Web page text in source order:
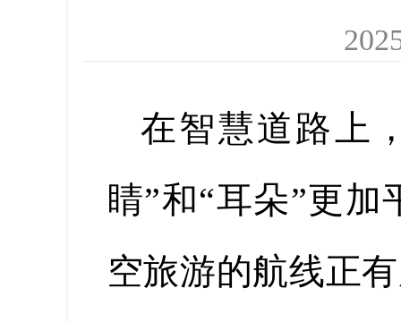
在智慧道路上
睛”和“耳朵”更
空旅游的航线正